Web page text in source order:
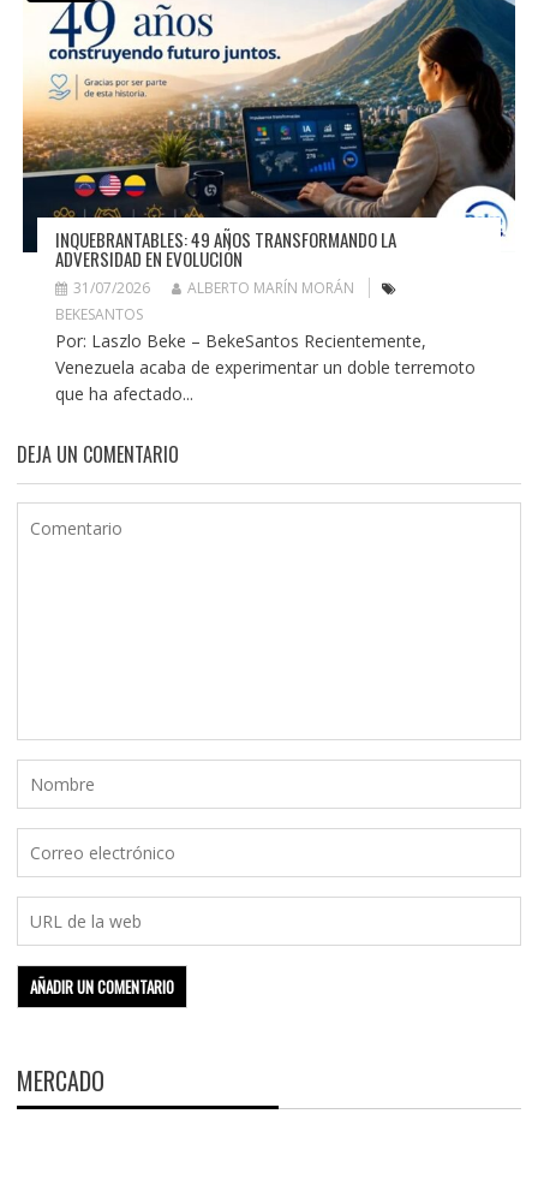
INQUEBRANTABLES: 49 AÑOS TRANSFORMANDO LA
ADVERSIDAD EN EVOLUCIÓN
31/07/2026
ALBERTO MARÍN MORÁN
BEKESANTOS
Por: Laszlo Beke – BekeSantos Recientemente,
Venezuela acaba de experimentar un doble terremoto
que ha afectado...
DEJA UN COMENTARIO
MERCADO